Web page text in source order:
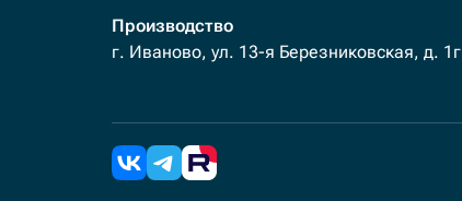
Производство
г. Иваново, ул. 13-я Березниковская, д. 1г